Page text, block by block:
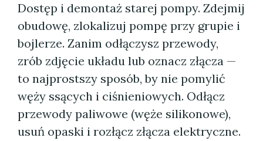
Dostęp i demontaż starej pompy. Zdejmij
obudowę, zlokalizuj pompę przy grupie i
bojlerze. Zanim odłączysz przewody,
zrób zdjęcie układu lub oznacz złącza —
to najprostszy sposób, by nie pomylić
węży ssących i ciśnieniowych. Odłącz
przewody paliwowe (węże silikonowe),
usuń opaski i rozłącz złącza elektryczne.